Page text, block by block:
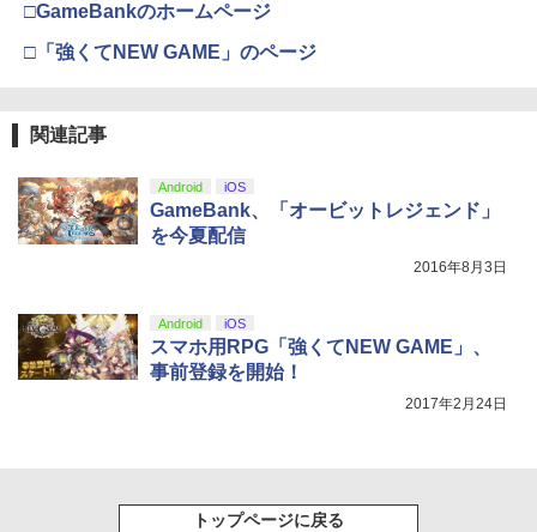
□GameBankのホームページ
□「強くてNEW GAME」のページ
関連記事
Android iOS
GameBank、「オービットレジェンド」
を今夏配信
2016年8月3日
Android iOS
スマホ用RPG「強くてNEW GAME」、
事前登録を開始！
2017年2月24日
トップページに戻る